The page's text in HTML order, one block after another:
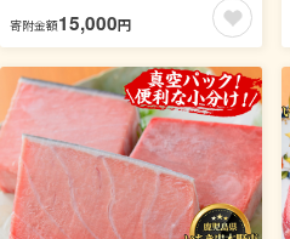
け！肉厚のお刺身や海鮮丼に！
まぐろ 鮪 魚介 刺し身 刺身 さ
しみ 海鮮丼 本まぐろ 南まぐろ
メバチまぐろ キハダまぐろ 小
分け 便利 冷凍 新鮮【海鮮まぐ
ろ家】【00-041-12】
寄附金額15,000円